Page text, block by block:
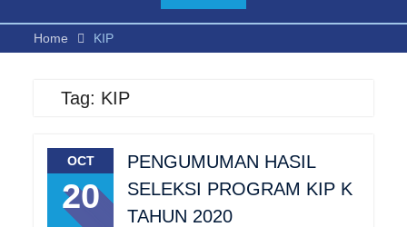
Home KIP
Tag: KIP
OCT
20
PENGUMUMAN HASIL
SELEKSI PROGRAM KIP K
TAHUN 2020